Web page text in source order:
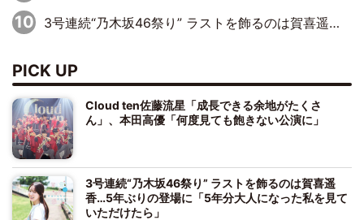
3号連続“乃木坂46祭り” ラストを飾るのは賀喜遥香…5年ぶりの登場に「5年分大人になった私を見ていただけたら」
PICK UP
Cloud ten佐藤流星「成長できる余地がたくさ
ん」、本田高優「何度見ても飽きない公演に」
3号連続“乃木坂46祭り” ラストを飾るのは賀喜遥
香…5年ぶりの登場に「5年分大人になった私を見て
いただけたら」